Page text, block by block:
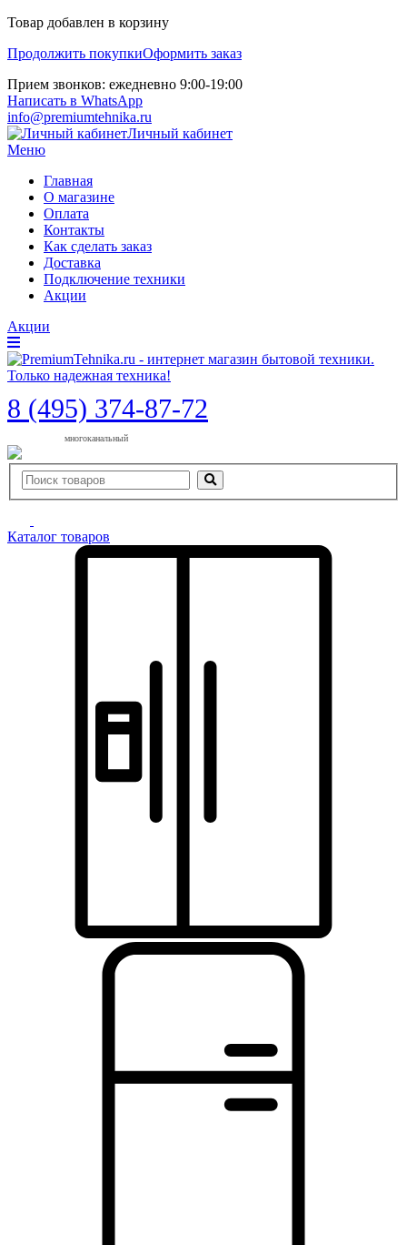
Товар добавлен в корзину
Продолжить покупкиОформить заказ
Прием звонков: ежедневно 9:00-19:00
Написать в WhatsApp
info@premiumtehnika.ru
Личный кабинет
Меню
Главная
О магазине
Оплата
Контакты
Как сделать заказ
Доставка
Подключение техники
Акции
Акции
8 (495) 374-87-72
многоканальный
Каталог товаров